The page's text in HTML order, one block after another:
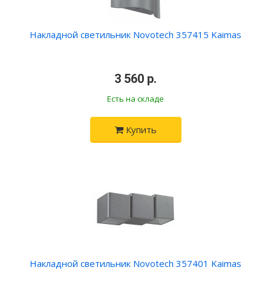
Накладной светильник Novotech 357415 Kaimas
3 560 р.
Есть на складе
Купить
Накладной светильник Novotech 357401 Kaimas